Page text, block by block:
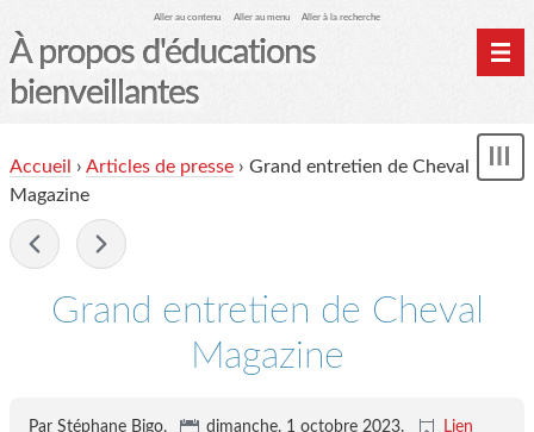
Aller au contenu Aller au menu Aller à la recherche
À propos d'éducations
bienveillantes
Archives
Accueil › Articles de presse › Grand entretien de Cheval
Magazine
Grand entretien de Cheval
Magazine
Par Stéphane Bigo, dimanche, 1 octobre 2023.
Lien